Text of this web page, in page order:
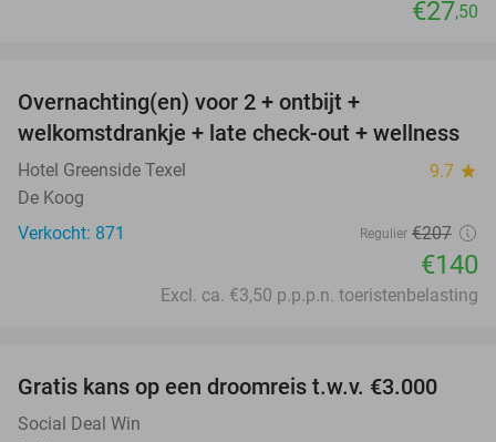
€27,50
Overnachting(en) voor 2 + ontbijt +
welkomstdrankje + late check-out + wellness
Hotel Greenside Texel 9.7 star
De Koog
Verkocht: 871
Regulier €207
€140
Excl. ca. €3,50 p.p.p.n. toeristenbelasting
Gratis kans op een droomreis t.w.v. €3.000
Social Deal Win